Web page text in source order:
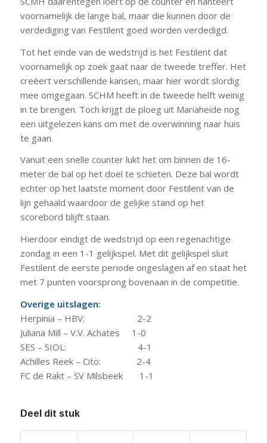
voornamelijk de lange bal, maar die kunnen door de
verdediging van Festilent goed worden verdedigd.
Tot het einde van de wedstrijd is het Festilent dat
voornamelijk op zoek gaat naar de tweede treffer. Het
creëert verschillende kansen, maar hier wordt slordig
mee omgegaan. SCHM heeft in de tweede helft weinig
in te brengen. Toch krijgt de ploeg uit Mariaheide nog
een uitgelezen kans om met de overwinning naar huis
te gaan.
Vanuit een snelle counter lukt het om binnen de 16-
meter de bal op het doel te schieten. Deze bal wordt
echter op het laatste moment door Festilent van de
lijn gehaald waardoor de gelijke stand op het
scorebord blijft staan.
Hierdoor eindigt de wedstrijd op een regenachtige
zondag in een 1-1 gelijkspel. Met dit gelijkspel sluit
Festilent de eerste periode ongeslagen af en staat het
met 7 punten voorsprong bovenaan in de competitie.
Overige uitslagen:
Herpinia – HBV: 2-2
Juliana Mill – V.V. Achates 1-0
SES – SIOL: 4-1
Achilles Reek – Cito: 2-4
FC de Rakt – SV Milsbeek 1-1
Deel dit stuk